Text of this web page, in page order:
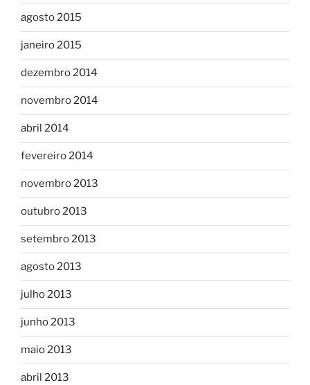
agosto 2015
janeiro 2015
dezembro 2014
novembro 2014
abril 2014
fevereiro 2014
novembro 2013
outubro 2013
setembro 2013
agosto 2013
julho 2013
junho 2013
maio 2013
abril 2013